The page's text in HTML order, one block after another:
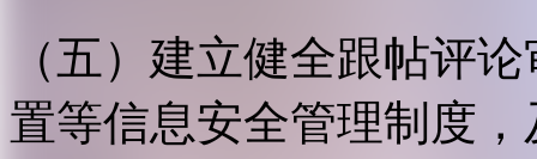
（五）建立健全跟帖评
置等信息安全管理制度